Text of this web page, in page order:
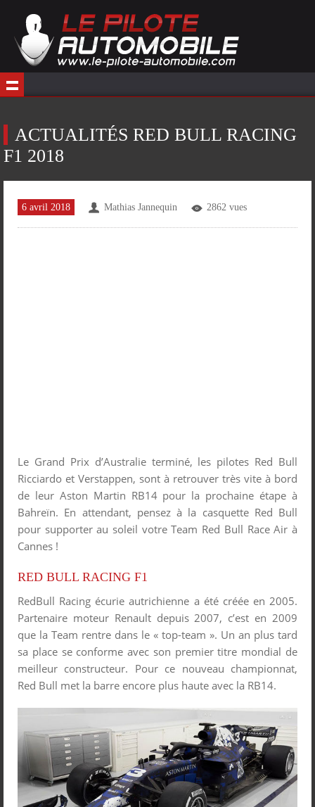
ACTUALITÉS RED BULL RACING
F1 2018
6 avril 2018 Mathias Jannequin 2862 vues
Le Grand Prix d’Australie terminé, les pilotes Red Bull
Ricciardo et Verstappen, sont à retrouver très vite à bord
de leur Aston Martin RB14 pour la prochaine étape à
Bahreïn. En attendant, pensez à la casquette Red Bull
pour supporter au soleil votre Team Red Bull Race Air à
Cannes !
RED BULL RACING F1
RedBull Racing écurie autrichienne a été créée en 2005.
Partenaire moteur Renault depuis 2007, c’est en 2009
que la Team rentre dans le « top-team ». Un an plus tard
sa place se conforme avec son premier titre mondial de
meilleur constructeur. Pour ce nouveau championnat,
Red Bull met la barre encore plus haute avec la RB14.